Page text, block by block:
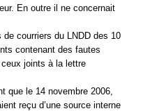
En outre il ne concernait
courriers du LNDD des 10
contenant des fautes
ceux joints à la lettre
que le 14 novembre 2006,
reçu d’une source interne